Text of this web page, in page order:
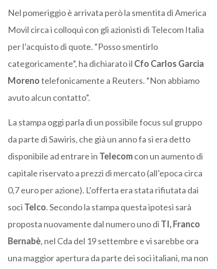
Nel pomeriggio è arrivata però la smentita di America
Movil circa i colloqui con gli azionisti di Telecom Italia
per l’acquisto di quote. “Posso smentirlo
categoricamente”, ha dichiarato il Cfo Carlos Garcia
Morenotelefonicamente a Reuters. “Non abbiamo
avuto alcun contatto”.
La stampa oggi parla di un possibile focus sul gruppo
da parte di Sawiris, che già un anno fa si era detto
disponibile ad entrare in Telecomcon un aumento di
capitale riservato a prezzi di mercato (all’epoca circa
0,7 euro per azione). L’offerta era stata rifiutata dai
soci Telco. Secondo la stampa questa ipotesi sarà
proposta nuovamente dal numero uno di TI, Franco
Bernabè, nel Cda del 19 settembre e vi sarebbe ora
una maggior apertura da parte dei soci italiani, ma non